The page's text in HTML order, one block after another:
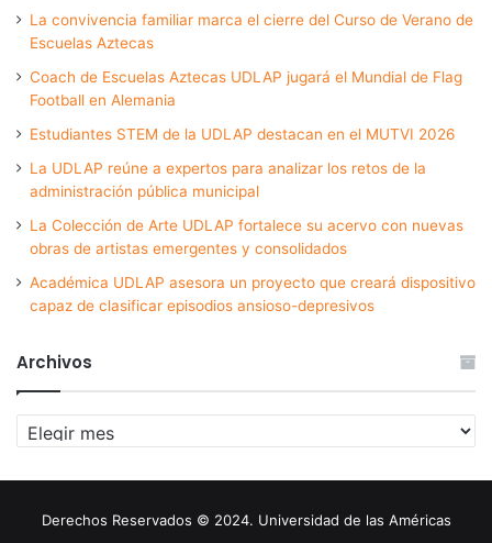
La convivencia familiar marca el cierre del Curso de Verano de
Escuelas Aztecas
Coach de Escuelas Aztecas UDLAP jugará el Mundial de Flag
Football en Alemania
Estudiantes STEM de la UDLAP destacan en el MUTVI 2026
La UDLAP reúne a expertos para analizar los retos de la
administración pública municipal
La Colección de Arte UDLAP fortalece su acervo con nuevas
obras de artistas emergentes y consolidados
Académica UDLAP asesora un proyecto que creará dispositivo
capaz de clasificar episodios ansioso-depresivos
Archivos
Archivos
Derechos Reservados © 2024. Universidad de las Américas